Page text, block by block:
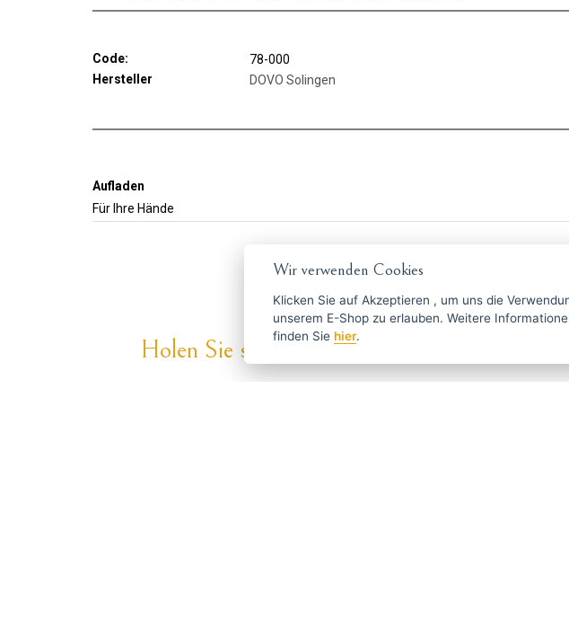
Code:
78-000
Hersteller
DOVO Solingen
Aufladen
Für Ihre Hände
Holen Sie sich die besten Angebote rechtzeitig
Wir verwenden Cookies
Klicken Sie auf Akzeptieren , um uns die
unserem E-Shop zu erlauben. Weitere Informationen zu jeder Kategorie
finden Sie hier.